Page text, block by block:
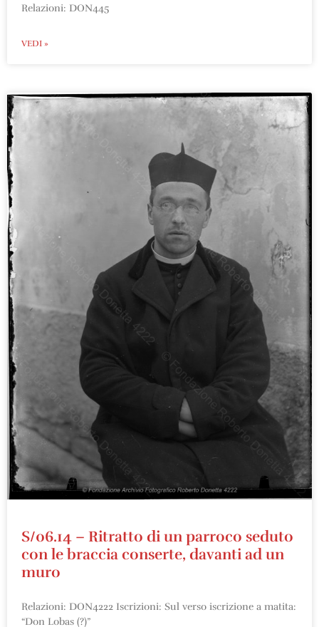
Relazioni: DON445
VEDI »
S/06.14 – Ritratto di un parroco seduto
con le braccia conserte, davanti ad un
muro
Relazioni: DON4222 Iscrizioni: Sul verso iscrizione a matita:
“Don Lobas (?)”